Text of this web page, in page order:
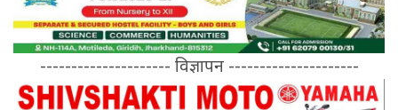
--------------------- विज्ञापन ---------------------